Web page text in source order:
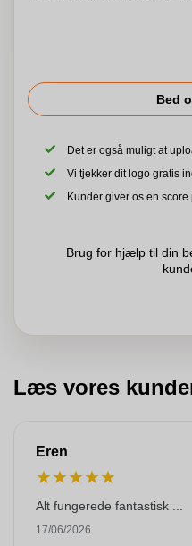
Bed
Det er også muligt at
Vi tjekker dit logo gratis
Kunder giver os en score
Brug for hjælp til din
Læs vores
Eren
★★★★★
Alt fungerede fantastisk ...
17/06/2026